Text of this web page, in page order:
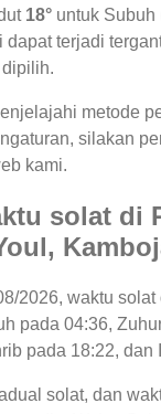
18° untuk Subuh
dapat terjadi
metode
silakan
kami.
solat di
2026, waktu
pada 04:36,
pada 18:22, dan
solat, dan